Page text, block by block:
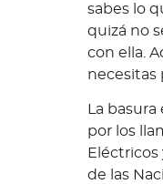
sabes lo
quizá no
con ella.
necesitas
La
por los
Eléctricos
de las